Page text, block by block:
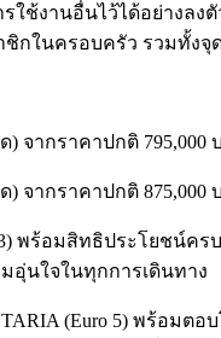
ช้งานอื่นไว้ได้อย่างลง
ในครอบครัว รวมทั้งจุ
) จากราคาปกติ 795,000
) จากราคาปกติ 875,000
พร้อมสิทธิประโยชน์ค
อุ่นใจในทุกการเดินทาง
(Euro 5) พร้อ